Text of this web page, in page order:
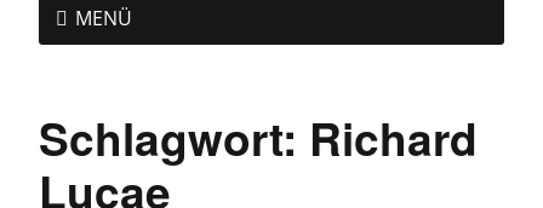
MENÜ
Schlagwort: Richard
Lucae